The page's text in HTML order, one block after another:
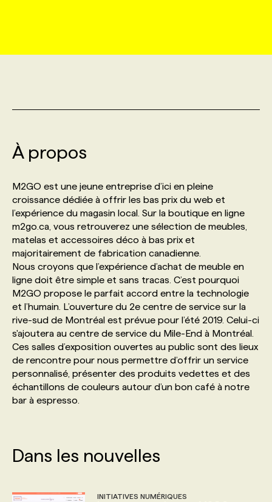
INITIATIVES NUMÉRIQUES
PRIX ET DISTINCTIONS
TENDANCES
MARKETING DURABLE
ÉVÉNEMENTIEL
NOS AUTEUR‧RICES
ANNONCEZ AVEC NOUS
PROFIL ENTREPRISE
FAQ
ANNONCEZ AVEC NOUS
PROFIL CANDIDAT
ANNONCEZ AVEC NOUS
NOS PARCOURS DE FORMATIONS
FORMATIONS PERSONNALISÉES
NOS FORMATEUR‧RICES
POURQUOI CHOISIR NOS FORMATIONS
NOS TARIFS
PROGRAMMES DE SUBVENTIONS
FAQ
ANNONCEZ AVEC NOUS
SERVICE DE CHASSE DE TÊTE
NOS TARIFS
NOS EXPERTISES
FAQ
ANNONCEZ AVEC NOUS
À propos
M2GO est une jeune entreprise d’ici en pleine
croissance dédiée à offrir les bas prix du web et
l’expérience du magasin local. Sur la boutique en ligne
m2go.ca, vous retrouverez une sélection de meubles,
matelas et accessoires déco à bas prix et
majoritairement de fabrication canadienne.
Nous croyons que l’expérience d’achat de meuble en
ligne doit être simple et sans tracas. C’est pourquoi
M2GO propose le parfait accord entre la technologie
et l’humain. L’ouverture du 2e centre de service sur la
rive-sud de Montréal est prévue pour l’été 2019. Celui-ci
s'ajoutera au centre de service du Mile-End à Montréal.
Ces salles d’exposition ouvertes au public sont des lieux
de rencontre pour nous permettre d’offrir un service
personnalisé, présenter des produits vedettes et des
échantillons de couleurs autour d’un bon café à notre
bar à espresso.
Dans les nouvelles
INITIATIVES NUMÉRIQUES